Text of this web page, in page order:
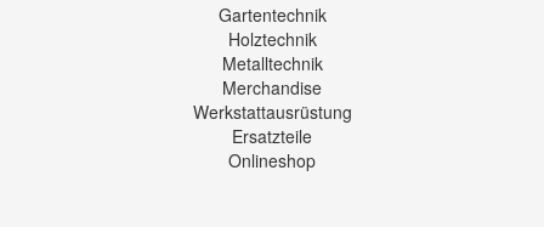
Gartentechnik
Holztechnik
Metalltechnik
Merchandise
Werkstattausrüstung
Ersatzteile
Onlineshop